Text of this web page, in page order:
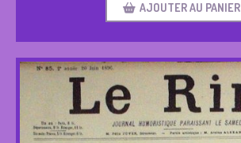
AJOUTER AU PANIER